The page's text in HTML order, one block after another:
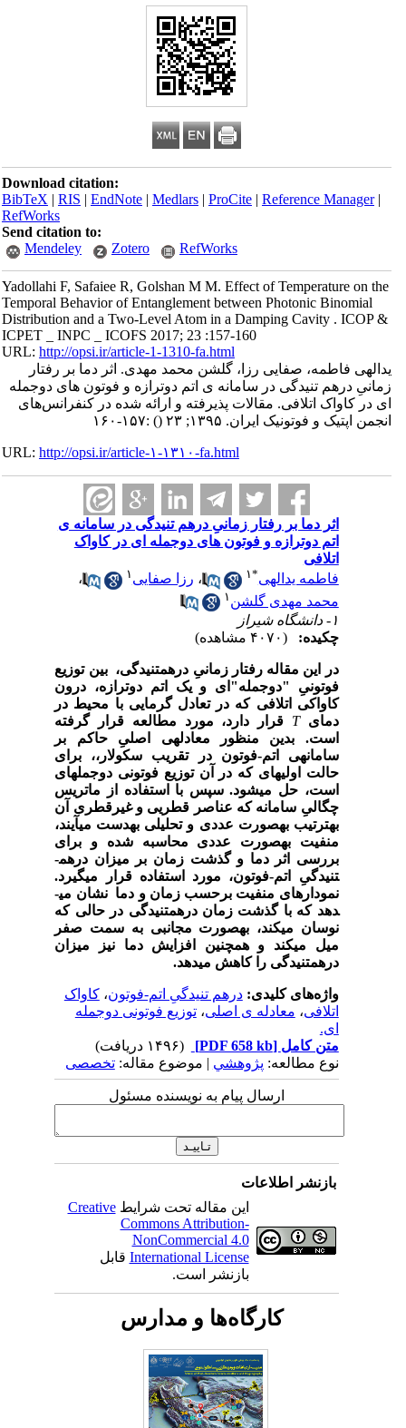
Download citation:
BibTeX|RIS|EndNote|Medlars|ProCite|Reference Manager
RefWorks
Send citation to:
Mendeley
Zotero RefWorks
Yadollahi F, Safaiee R, Golshan M M. Effect of Temperature on the
Temporal Behavior of Entanglement between Photonic Binomial
Distribution and a Two-Level Atom in a Damping Cavity . ICOP &
ICPET _ INPC _ ICOFS 2017; 23 :157-160
URL:http://opsi.ir/article-1-1310-fa.html
یدالهی فاطمه، صفایی رزا، گلشن محمد مهدی. اثر دما بر رفتار
زمانیِ درهم تنیدگی در سامانه ی اتم دوترازه و فوتون های دوجمله
ای در کاواک اتلافی. مقالات پذیرفته و ارائه شده در کنفرانس‌های
انجمن اپتیک و فوتونیک ایران. ۱۳۹۵; ۲۳
() :۱۵۷-۱۶۰
URL:http://opsi.ir/article-۱-۱۳۱۰-fa.html
اثر دما بر رفتار زمانیِ درهم تنیدگی در سامانه ی
اتم دوترازه و فوتون های دوجمله ای در کاواک
اتلافی
فاطمه یدالهی
۱ ،رزا صفایی
،
محمد مهدی گلشن
چکیده:
در این مقاله رفتار زمانیِ درهم­تنیدگی، بین توزیع
فوتونیِ" دوجمله"­ای و یک اتم دوترازه، درون
کاواکی اتلافی که در تعادل گرمایی با محیط در
دمایT قرار دارد، مورد مطالعه قرار گرفته
است. بدین منظور معادله­ی اصلیِ حاکم بر
سامانه­ی اتم-فوتون در تقریب سکولار،، برای
حالت اولیه­ای که در آن توزیع فوتونی دوجمله­ای
است، حل می­شود. سپس با استفاده از ماتریس
چگالیِ سامانه که عناصر قطریی و غیرقطری آن
به­ترتیب به­صورت عددی و تحلیلی به­دست می­آیند،
منفیت به­صورت عددی محاسبه شده و برای
بررسی اثر دما و گذشت زمان بر میزان درهم­
تنیدگیِ اتم-فوتون، مورد استفاده قرار می­گیرد.
نمودارهای منفیت برحسب زمان و دما نشان می­
دهد که با گذشت زمان درهم­تنیدگی در حالی که
نوسان می­کند، به­صورت مجانبی به سمت صفر
میل می­کند و هم­چنین افزایش دما نیز میزان
درهم­تنیدگی را کاهش می­دهد.
واژه‌های کلیدی:درهم تنیدگیِ اتم-فوتون،کاواک
اتلافی،معادله ی اصلی،توزیع فوتونی دوجمله
ای.
متن کامل[PDF 658 kb]
نوع مطالعه:پژوهشي| موضوع مقاله:تخصصی
ارسال پیام به نویسنده مسئول
بازنشر اطلاعات
این مقاله تحت شرایطCreative
Commons Attribution-
NonCommercial 4.0
International Licenseقابل
بازنشر است.
کارگاه‌ها و مدارس